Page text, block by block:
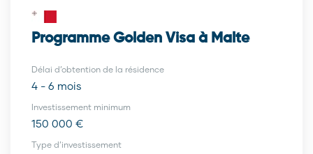
Programme Golden Visa à Malte
Délai d’obtention de la résidence
4 - 6 mois
Investissement minimum
150 000 €
Type d’investissement